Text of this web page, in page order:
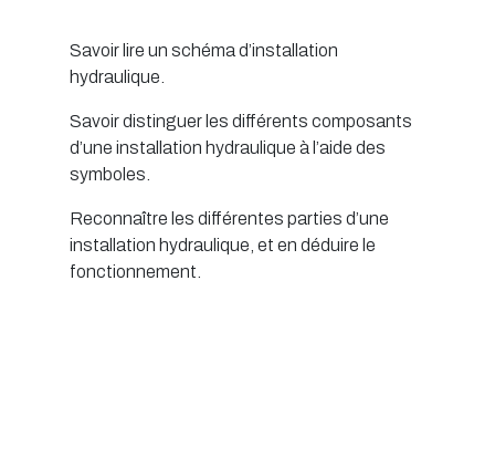
Savoir lire un schéma d’installation
hydraulique.
Savoir distinguer les différents composants
d’une installation hydraulique à l’aide des
symboles.
Reconnaître les différentes parties d’une
installation hydraulique, et en déduire le
fonctionnement.